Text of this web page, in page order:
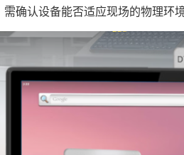
认设备能否适应现场的物理环境